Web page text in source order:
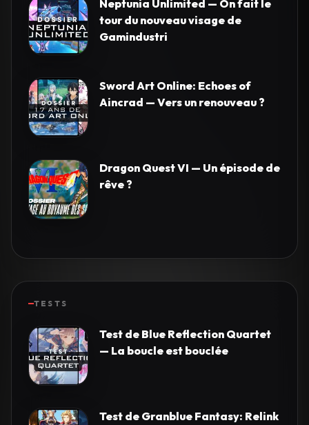
Neptunia Unlimited — On fait le
tour du nouveau visage de
Gamindustri
Sword Art Online: Echoes of
Aincrad — Vers un renouveau ?
Dragon Quest VI — Un épisode de
rêve ?
TESTS
Test de Blue Reflection Quartet
— La boucle est bouclée
Test de Granblue Fantasy: Relink